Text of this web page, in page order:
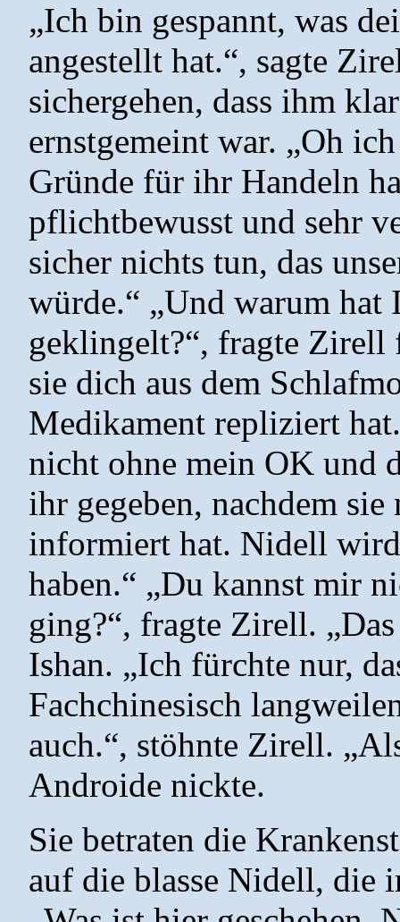
„Ich bin gespannt, was
angestellt hat.“, sagte
sichergehen, dass ihm
ernstgemeint war. „Oh
Gründe für ihr Handeln
pflichtbewusst und sehr
sicher nichts tun, das
würde.“ „Und warum
geklingelt?“, fragte Zirell
sie dich aus dem
Medikament repliziert
nicht ohne mein OK und
ihr gegeben, nachdem
informiert hat. Nidell
haben.“ „Du kannst mir
ging?“, fragte Zirell.
Ishan. „Ich fürchte nur,
Fachchinesisch
auch.“, stöhnte Zirell.
Androide nickte.
Sie betraten die
auf die blasse Nidell, die